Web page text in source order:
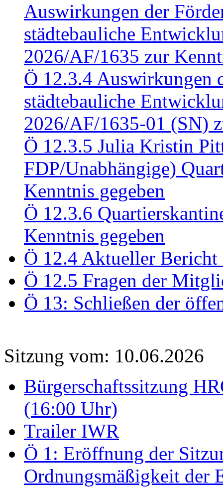
Auswirkungen der
städtebauliche
2026/AF/1635 zur
Ö 12.3.4 Auswirkungen
städtebauliche
2026/AF/1635-01 (SN)
Ö 12.3.5 Julia Kristin
FDP/Unabhängige)
Kenntnis gegeben
Ö 12.3.6
Kenntnis gegeben
Ö 12.4 Aktueller Bericht
Ö 12.5 Fragen der
Ö 13: Schließen der
Sitzung vom: 10.06.2026
Bürgerschaftssitzung
(16:00 Uhr)
Trailer IWR
Ö 1: Eröffnung der
Ordnungsmäßigkeit der